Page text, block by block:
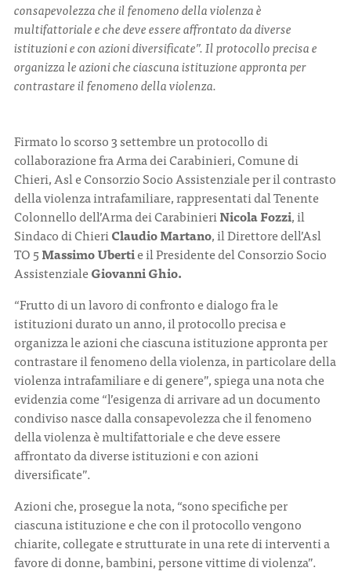
consapevolezza che il fenomeno della violenza è
multifattoriale e che deve essere affrontato da diverse
istituzioni e con azioni diversificate”. Il protocollo precisa e
organizza le azioni che ciascuna istituzione appronta per
contrastare il fenomeno della violenza.
Firmato lo scorso 3 settembre un protocollo di
collaborazione fra Arma dei Carabinieri, Comune di
Chieri, Asl e Consorzio Socio Assistenziale per il contrasto
della violenza intrafamiliare, rappresentati dal Tenente
Colonnello dell’Arma dei CarabinieriNicola Fozzi, il
Sindaco di ChieriClaudio Martano, il Direttore dell’Asl
TO 5Massimo Ubertie il Presidente del Consorzio Socio
AssistenzialeGiovanni Ghio.
“Frutto di un lavoro di confronto e dialogo fra le
istituzioni durato un anno, il protocollo precisa e
organizza le azioni che ciascuna istituzione appronta per
contrastare il fenomeno della violenza, in particolare della
violenza intrafamiliare e di genere”, spiega una nota che
evidenzia come “l’esigenza di arrivare ad un documento
condiviso nasce dalla consapevolezza che il fenomeno
della violenza è multifattoriale e che deve essere
affrontato da diverse istituzioni e con azioni
diversificate”.
Azioni che, prosegue la nota, “sono specifiche per
ciascuna istituzione e che con il protocollo vengono
chiarite, collegate e strutturate in una rete di interventi a
favore di donne, bambini, persone vittime di violenza”.